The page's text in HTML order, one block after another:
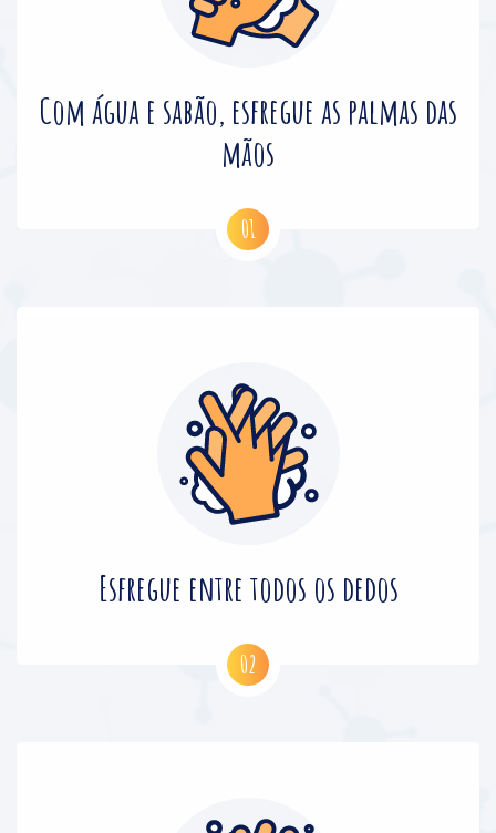
Com água e sabão, esfregue as palmas das
mãos
Esfregue entre todos os dedos